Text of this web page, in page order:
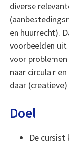
diverse
en huurrecht).
voorbeelden
voor
naar circulair
daar
Doel
De